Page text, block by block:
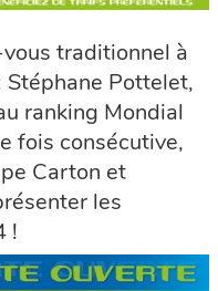
traditionnel à
Stéphane Pottelet,
ranking Mondial
fois consécutive,
Carton et
les
!